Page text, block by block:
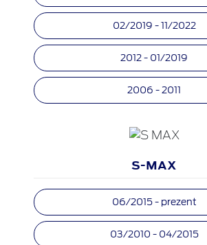
02/2019 - 11/2022
2012 - 01/2019
2006 - 2011
S-MAX
06/2015 - prezent
03/2010 - 04/2015